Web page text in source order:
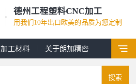
德州工程塑料CNC加工
用我们10年出口欧美的品质为您定制
加工材料 关于朗加精密
搜索